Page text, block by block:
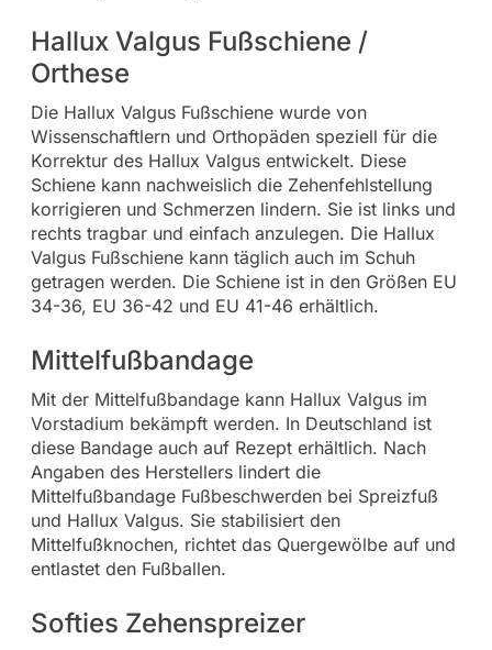
Hallux Valgus Fußschiene /
Orthese
Die Hallux Valgus Fußschiene wurde von
Wissenschaftlern und Orthopäden speziell für die
Korrektur des Hallux Valgus entwickelt. Diese
Schiene kann nachweislich die Zehenfehlstellung
korrigieren und Schmerzen lindern. Sie ist links und
rechts tragbar und einfach anzulegen. Die Hallux
Valgus Fußschiene kann täglich auch im Schuh
getragen werden. Die Schiene ist in den Größen EU
34-36, EU 36-42 und EU 41-46 erhältlich.
Mittelfußbandage
Mit der Mittelfußbandage kann Hallux Valgus im
Vorstadium bekämpft werden. In Deutschland ist
diese Bandage auch auf Rezept erhältlich. Nach
Angaben des Herstellers lindert die
Mittelfußbandage Fußbeschwerden bei Spreizfuß
und Hallux Valgus. Sie stabilisiert den
Mittelfußknochen, richtet das Quergewölbe auf und
entlastet den Fußballen.
Softies Zehenspreizer